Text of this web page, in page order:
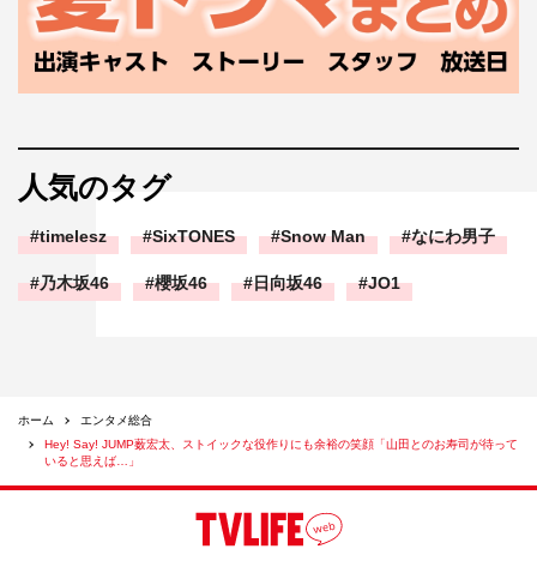
人気のタグ
timelesz SixTONES Snow Man なにわ男子
乃木坂46 櫻坂46 日向坂46 JO1
ホーム
エンタメ総合
Hey! Say! JUMP薮宏太、ストイックな役作りにも余裕の笑顔「山田とのお寿司が待って
いると思えば…」